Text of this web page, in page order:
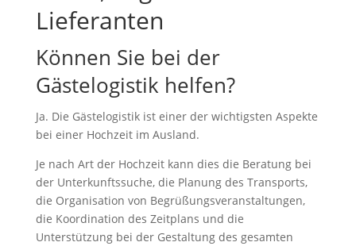
Lieferanten
Können Sie bei der
Gästelogistik helfen?
Ja. Die Gästelogistik ist einer der wichtigsten Aspekte
bei einer Hochzeit im Ausland.
Je nach Art der Hochzeit kann dies die Beratung bei
der Unterkunftssuche, die Planung des Transports,
die Organisation von Begrüßungsveranstaltungen,
die Koordination des Zeitplans und die
Unterstützung bei der Gestaltung des gesamten